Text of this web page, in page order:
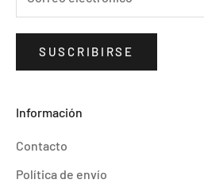
SUSCRIBIRSE
Información
Contacto
Política de envío